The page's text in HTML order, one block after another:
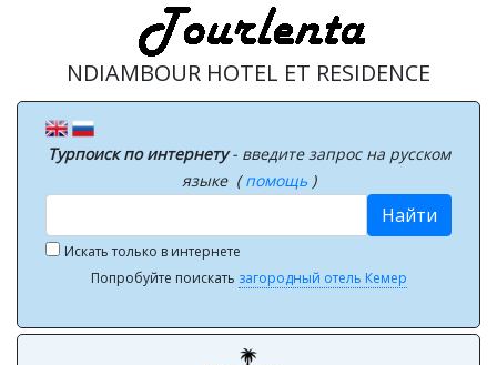
NDIAMBOUR HOTEL ET RESIDENCE
Турпоиск по интернету- введите запрос на русском
языке (помощь )
Найти
Искать только в интернете
Попробуйте поискать загородный отель Кемер